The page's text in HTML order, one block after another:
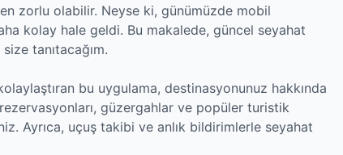
zorlu olabilir. Neyse ki, günümüzde mobil
kolay hale geldi. Bu makalede, güncel seyahat
tanıtacağım.
bu uygulama, destinasyonunuz hakkında
güzergahlar ve popüler turistik
Ayrıca, uçuş takibi ve anlık bildirimlerle seyahat